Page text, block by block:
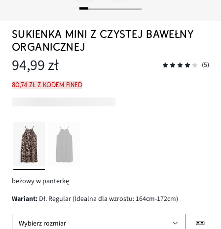
SUKIENKA MINI Z CZYSTEJ BAWEŁNY
ORGANICZNEJ
94,99 zł (5)
80,74 zł z kodem FINED
beżowy w panterkę
wariant: Dł. Regular (Idealna dla wzrostu: 164cm-172cm)
Wybierz rozmiar